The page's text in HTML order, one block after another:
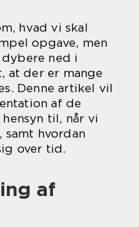
hvad vi skal
opgave, men
ned i
at der er mange
Denne artikel vil
af de
til, når vi
samt hvordan
over tid.
af